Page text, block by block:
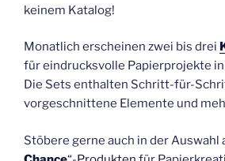
keinem Katalog!
Monatlich erscheinen zwei bis drei
für eindrucksvolle Papierprojekte
Die Sets enthalten Schritt-für-
vorgeschnittene Elemente und
Stöbere gerne auch in der Auswahl